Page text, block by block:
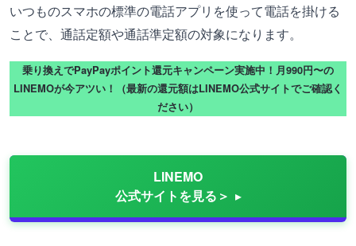
いつものスマホの標準の電話アプリを使って電話を掛ける
ことで、通話定額や通話準定額の対象になります。
乗り換えでPayPayポイント還元キャンペーン実施中！月990円〜の
LINEMOが今アツい！（最新の還元額はLINEMO公式サイトでご確認く
ださい）
LINEMO
公式サイトを見る＞